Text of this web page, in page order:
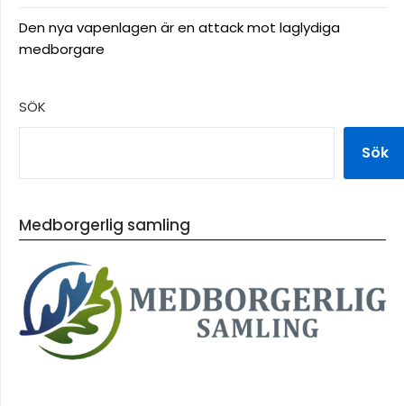
Den nya vapenlagen är en attack mot laglydiga
medborgare
SÖK
Sök
Medborgerlig samling